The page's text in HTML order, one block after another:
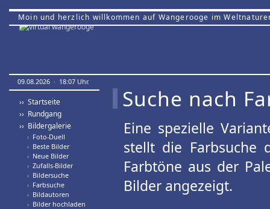
Moin und herzlich willkommen auf Wangerooge im
09.08.2026 · 18:07 Uhr.
›› Startseite
›› Rundgang
›› Bildergalerie
› Foto-Duell
› Beste Bilder
› Neue Bilder
› Zufalls-Bilder
› Bildersuche
› Farbsuche
› Bildautoren
› Bilder hochladen
Suche nach
Eine spezielle
stellt die Farbsuche
Farbtöne aus der
Bilder angezeigt.